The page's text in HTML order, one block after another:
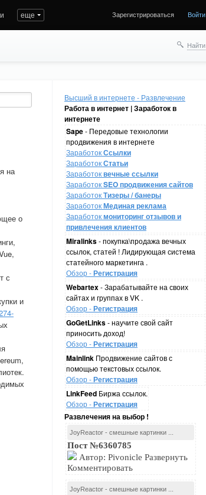
еще Зарегистрироваться Войти
Найти
Высший в интернете - Развлечение
Работа в интернет | Заработок в
интернете
Sape- Передовые технологии
продвижения в интернете
ЗаработокСсылки
ЗаработокСтатьи
Заработоквечные ссылки
ЗаработокSEO продвижения сайтов
ЗаработокТизеры / банеры
ЗаработокМединая реклама
Заработокмониторинг отзывов и
привлечения клиентов
Miralinks- покупка\продажа вечных
ссылок, статей ! Лидирующая система
статейного маркетинга .
Обзор -Регистрация
Webartex- Зарабатывайте на своих
сайтах и группах в VK .
Обзор -Регистрация
GoGetLinks- научите свой сайт
приносить доход!
Обзор -Регистрация
Mainlink Продвижение сайтов с
помощью текстовых ссылок.
Обзор -Регистрация
LinkFeed Биржа ссылок.
Обзор -Регистрация
Развлечения на выбор !
JoyReactor - смешные картинки ...
Пост №6360785
Автор: Pivonicle Развернуть
Комментировать
JoyReactor - смешные картинки ...
на
о
с
и